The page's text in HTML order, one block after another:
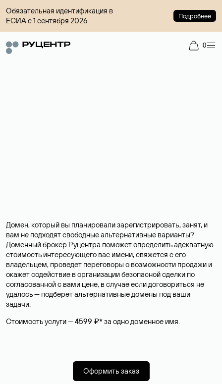
Обязательная идентификация в
ЕСИА с 1 сентября 2026
Подробнее
0
Домен, который вы планировали зарегистрировать, занят, и
вам не подходят свободные альтернативные варианты?
Доменный брокер Руцентра поможет определить адекватную
стоимость интересующего вас имени, свяжется с его
владельцем, проведет переговоры о возможности продажи и
окажет содействие в организации безопасной сделки по
согласованной с вами цене, в случае если договориться не
удалось — подберет альтернативные домены под ваши
задачи.
Стоимость услуги —4599 ₽*за одно доменное имя.
Оформить заказ